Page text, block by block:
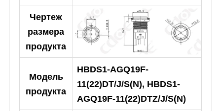
Чертеж
размера
продукта
Модель
продукта
HBDS1-AGQ19F-
11(22)DT/J/S(N), HBDS1-
AGQ19F-11(22)DTZ/J/S(N)